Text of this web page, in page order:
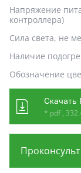
Напряжение
контроллера)
Сила света, не
Наличие
Обозначение
Скачать
* pdf ,